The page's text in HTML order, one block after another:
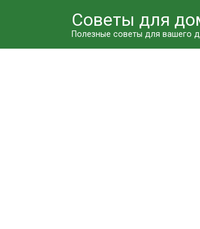
Советы для
Полезные советы для вашего